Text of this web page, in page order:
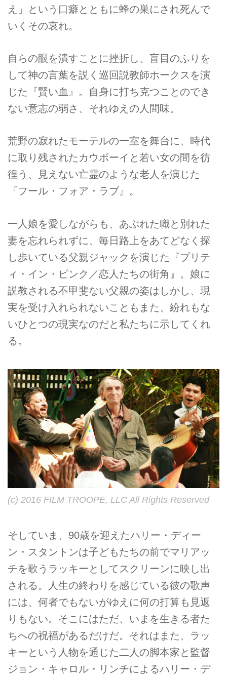
え」という口癖とともに蜂の巣にされ死んで
いくその哀れ。
自らの眼を潰すことに挫折し、盲目のふりを
して神の言葉を説く巡回説教師ホークスを演
じた『賢い血』。自身に打ち克つことのでき
ない意志の弱さ、それゆえの人間味。
荒野の寂れたモーテルの一室を舞台に、時代
に取り残されたカウボーイと若い女の間を彷
徨う、見えない亡霊のような老人を演じた
『フール・フォア・ラブ』。
一人娘を愛しながらも、あぶれた職と別れた
妻を忘れられずに、毎日路上をあてどなく探
し歩いている父親ジャックを演じた『プリテ
ィ・イン・ピンク／恋人たちの街角』。娘に
説教される不甲斐ない父親の姿はしかし、現
実を受け入れられないこともまた、紛れもな
いひとつの現実なのだと私たちに示してくれ
る。
(c) 2016 FILM TROOPE, LLC All Rights Reserved
そしていま、90歳を迎えたハリー・ディー
ン・スタントンは子どもたちの前でマリアッ
チを歌うラッキーとしてスクリーンに映し出
される。人生の終わりを感じている彼の歌声
には、何者でもないがゆえに何の打算も見返
りもない。そこにはただ、いまを生きる者た
ちへの祝福があるだけだ。それはまた、ラッ
キーという人物を通じた二人の脚本家と監督
ジョン・キャロル・リンチによるハリー・デ